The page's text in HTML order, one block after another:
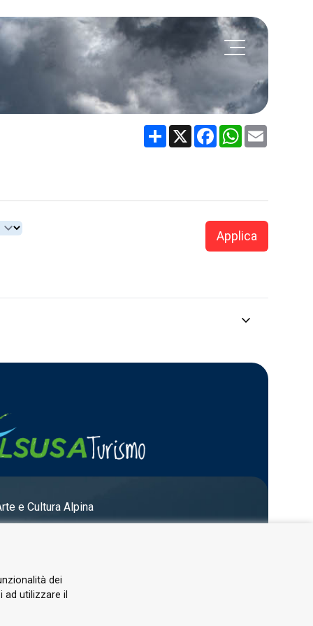
Share X FacebookWhatsApp
Applica
keyboard_arrow_down
esplora …
…
con la seconda …
Valle Susa, presentano sabato …
e Cultura Alpina
dei
ad utilizzare il